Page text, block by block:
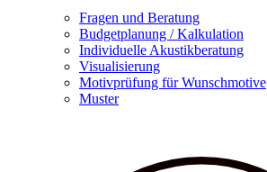
Fragen und Beratung
Budgetplanung / Kalkulation
Individuelle Akustikberatung
Visualisierung
Motivprüfung für Wunschmotive
Muster